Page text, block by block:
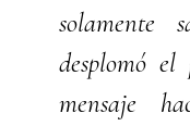
desplomó
mensaje